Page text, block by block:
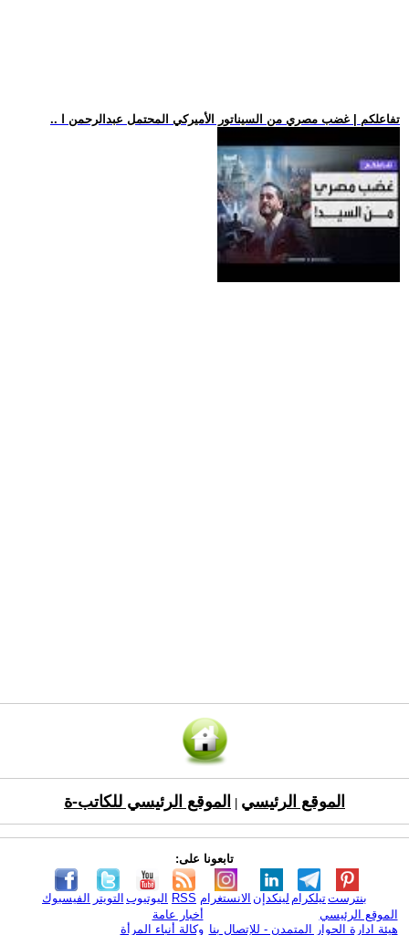
.. تفاعلكم | غضب مصري من السيناتور الأميركي المحتمل عبدالرحمن ا
الموقع الرئيسي الموقع الرئيسي للكاتب-ة
تابعونا على:
الفيسبوك التويتر اليوتيوب RSS الانستغرام لينكدإن تيلكرامبنترست
الموقع الرئيسي
هيئة ادارة الحوار المتمدن - للإتصال بنا
أخبار عامة
وكالة أنباء المرأة